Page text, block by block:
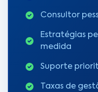
Consultor
Estratégias
medida
Suporte
Taxas de